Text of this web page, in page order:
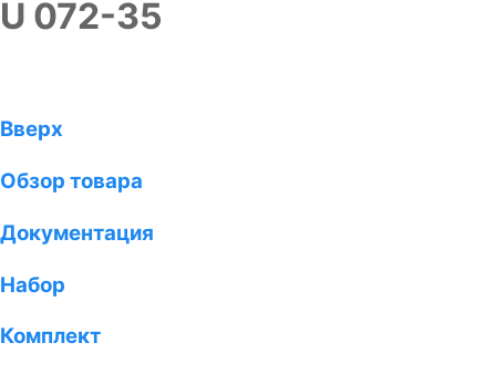
U 072-35
Вверх
Обзор товара
Документация
Набор
Комплект